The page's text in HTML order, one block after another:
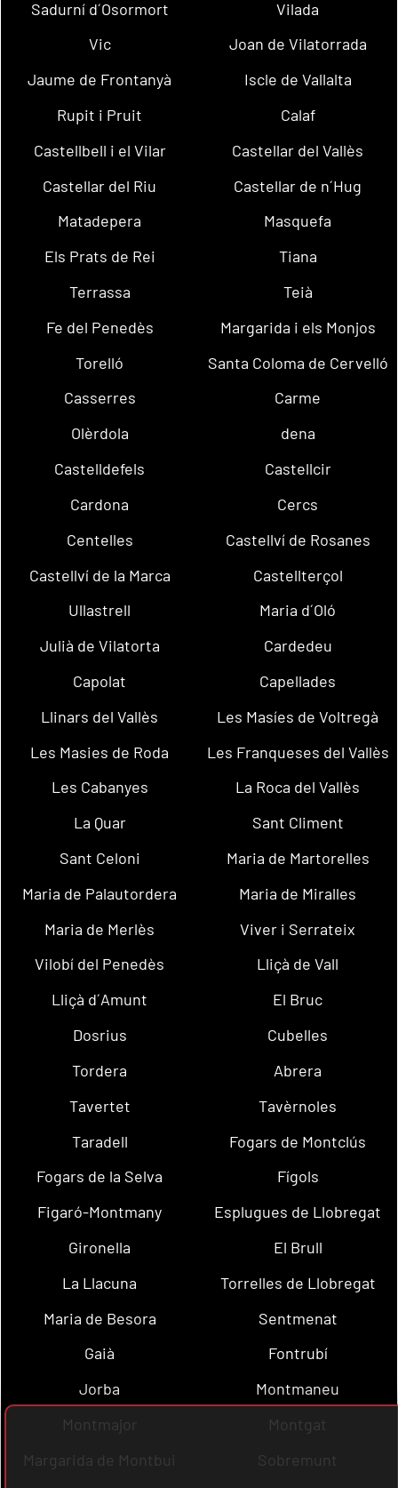
Sadurní d´Osormort
Vilada
Vic
Joan de Vilatorrada
Jaume de Frontanyà
Iscle de Vallalta
Rupit i Pruit
Calaf
Castellbell i el Vilar
Castellar del Vallès
Castellar del Riu
Castellar de n´Hug
Matadepera
Masquefa
Els Prats de Rei
Tiana
Terrassa
Teià
Fe del Penedès
Margarida i els Monjos
Torelló
Santa Coloma de Cervelló
Casserres
Carme
Olèrdola
dena
Castelldefels
Castellcir
Cardona
Cercs
Centelles
Castellví de Rosanes
Castellví de la Marca
Castellterçol
Ullastrell
Maria d´Oló
Julià de Vilatorta
Cardedeu
Capolat
Capellades
Llinars del Vallès
Les Masíes de Voltregà
Les Masies de Roda
Les Franqueses del Vallès
Les Cabanyes
La Roca del Vallès
La Quar
Sant Climent
Sant Celoni
Maria de Martorelles
Maria de Palautordera
Maria de Miralles
Maria de Merlès
Viver i Serrateix
Vilobí del Penedès
Lliçà de Vall
Lliçà d´Amunt
El Bruc
Dosrius
Cubelles
Tordera
Abrera
Tavertet
Tavèrnoles
Taradell
Fogars de Montclús
Fogars de la Selva
Fígols
Figaró-Montmany
Esplugues de Llobregat
Gironella
El Brull
La Llacuna
Torrelles de Llobregat
Maria de Besora
Sentmenat
Gaià
Fontrubí
Jorba
Montmaneu
Montmajor
Montgat
Margarida de Montbui
Sobremunt